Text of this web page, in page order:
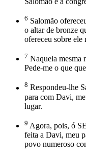
6 Salomão
o altar de bronze
ofereceu sobre ele
7 Naquela mesma
Pede-me o que
8 Respondeu-lhe
para com Davi,
lugar.
9 Agora, pois, ó
feita a Davi, meu
povo numeroso